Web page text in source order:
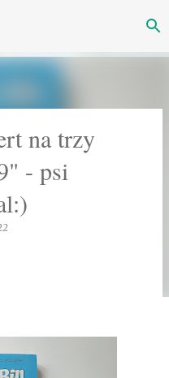
zawartości
na trzy
- psi